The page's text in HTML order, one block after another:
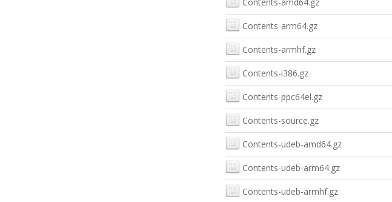
Contents-arm64.gz
Contents-armhf.gz
Contents-i386.gz
Contents-ppc64el.gz
Contents-source.gz
Contents-udeb-amd64.gz
Contents-udeb-arm64.gz
Contents-udeb-armhf.gz